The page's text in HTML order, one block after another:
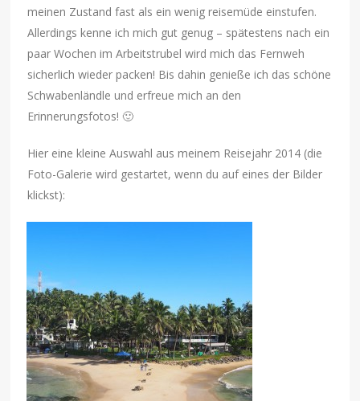
meinen Zustand fast als ein wenig reisemüde einstufen.
Allerdings kenne ich mich gut genug – spätestens nach ein
paar Wochen im Arbeitstrubel wird mich das Fernweh
sicherlich wieder packen! Bis dahin genieße ich das schöne
Schwabenländle und erfreue mich an den
Erinnerungsfotos! 🙂
Hier eine kleine Auswahl aus meinem Reisejahr 2014 (die
Foto-Galerie wird gestartet, wenn du auf eines der Bilder
klickst):